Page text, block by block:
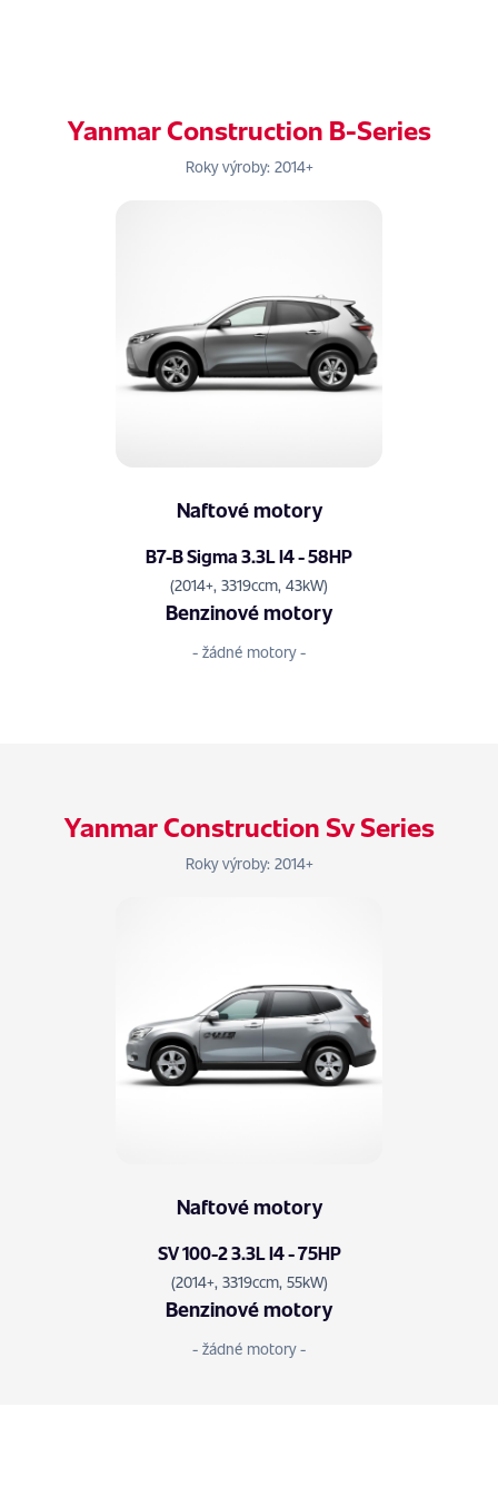
Yanmar Construction B-Series
Roky výroby: 2014+
Naftové motory
B7-B Sigma 3.3L I4 - 58HP
(2014+, 3319ccm, 43kW)
Benzinové motory
- žádné motory -
Yanmar Construction Sv Series
Roky výroby: 2014+
Naftové motory
SV 100-2 3.3L I4 - 75HP
(2014+, 3319ccm, 55kW)
Benzinové motory
- žádné motory -